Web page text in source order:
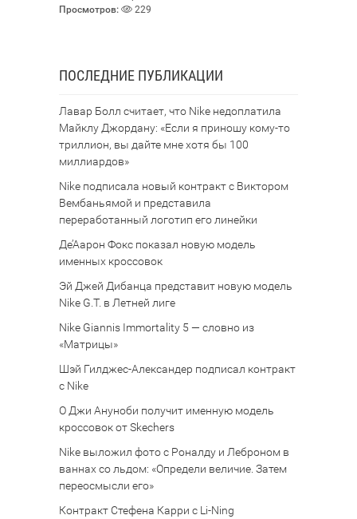
Просмотров:
229
ПОСЛЕДНИЕ ПУБЛИКАЦИИ
Лавар Болл считает, что Nike недоплатила
Майклу Джордану: «Если я приношу кому-то
триллион, вы дайте мне хотя бы 100
миллиардов»
Nike подписала новый контракт с Виктором
Вембаньямой и представила
переработанный логотип его линейки
Де’Аарон Фокс показал новую модель
именных кроссовок
Эй Джей Дибанца представит новую модель
Nike G.T. в Летней лиге
Nike Giannis Immortality 5 — словно из
«Матрицы»
Шэй Гилджес-Александер подписал контракт
с Nike
О Джи Ануноби получит именную модель
кроссовок от Skechers
Nike выложил фото с Роналду и Леброном в
ваннах со льдом: «Определи величие. Затем
переосмысли его»
Контракт Стефена Карри с Li-Ning